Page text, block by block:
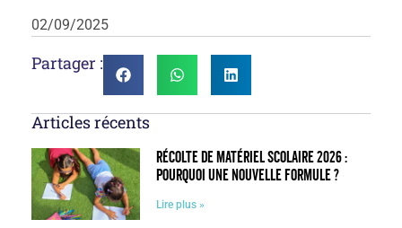
02/09/2025
Partager :
Articles récents
Récolte de matériel scolaire 2026 :
pourquoi une nouvelle formule ?
Lire plus »